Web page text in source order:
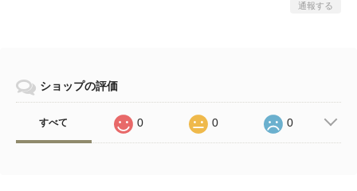
通報する
ショップの評価
すべて 0 0 0